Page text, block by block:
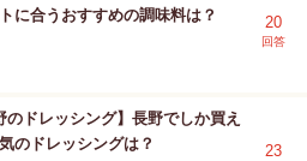
に合うおすすめの調味料は？
20
回答
のドレッシング】長野でしか買え
のドレッシングは？
23